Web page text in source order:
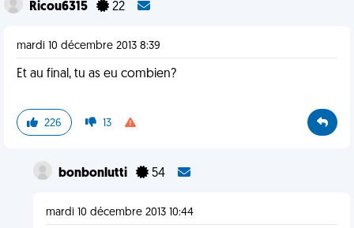
Ricou6315 22
mardi 10 décembre 2013 8:39
Et au final, tu as eu combien?
226 13
bonbonlutti 54
mardi 10 décembre 2013 10:44